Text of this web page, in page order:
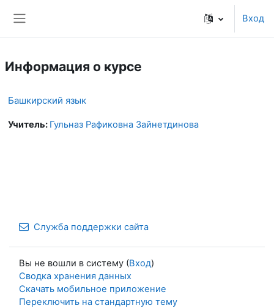
Вход
Информация о курсе
Башкирский язык
Учитель: Гульназ Рафиковна Зайнетдинова
Служба поддержки сайта
Вы не вошли в систему (Вход)
Сводка хранения данных
Скачать мобильное приложение
Переключить на стандартную тему